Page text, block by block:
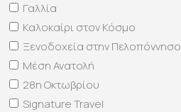
Γαλλία
Καλοκαίρι στον Κόσμο
Ξενοδοχεία στην Πελοπόννησο
Μέση Ανατολή
28η Οκτωβρίου
Signature Travel